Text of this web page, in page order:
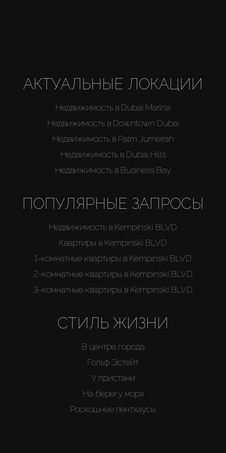
АКТУАЛЬНЫЕ ЛОКАЦИИ
Недвижимость в Dubai Marina
Недвижимость в Downtown Dubai
Недвижимость в Palm Jumeirah
Недвижимость в Dubai Hills
Недвижимость в Business Bay
ПОПУЛЯРНЫЕ ЗАПРОСЫ
Недвижимость в Kempinski BLVD
Квартиры в Kempinski BLVD
1-комнатные квартиры в Kempinski BLVD
2-комнатные квартиры в Kempinski BLVD
3-комнатные квартиры в Kempinski BLVD
СТИЛЬ ЖИЗНИ
В центре города
Гольф Эстейт
У пристани
На берегу моря
Роскошные пентхаусы